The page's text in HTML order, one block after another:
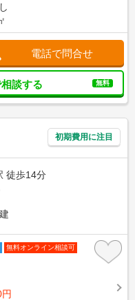
電話で問合せ
談する 無料
初期費用に注目
徒歩14分
無料オンライン相談可